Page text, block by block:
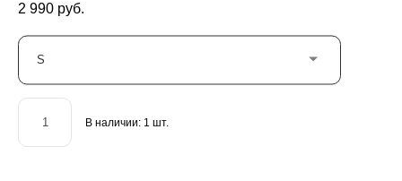
2 990 pуб.
S
В наличии: 1 шт.